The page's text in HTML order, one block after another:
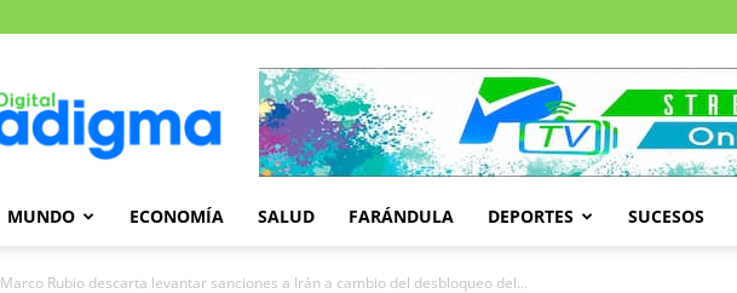
Paradigma
MUNDO ECONOMÍA SALUD FARÁNDULA DEPORTES SUCESOS
Marco Rubio descarta levantar sanciones a Irán a cambio del desbloqueo del...